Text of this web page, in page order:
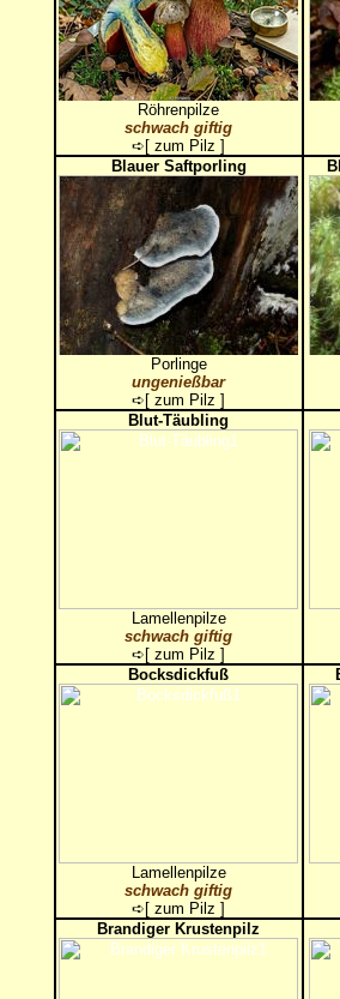
Röhrenpilze
schwach giftig
➪[ zum Pilz ]
Blauer Saftporling
Porlinge
ungenießbar
➪[ zum Pilz ]
Blut-Täubling
Lamellenpilze
schwach giftig
➪[ zum Pilz ]
Bocksdickfuß
Lamellenpilze
schwach giftig
➪[ zum Pilz ]
Brandiger Krustenpilz